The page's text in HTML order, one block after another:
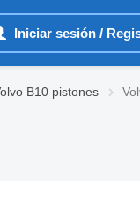
Iniciar sesión /
B10 pistones